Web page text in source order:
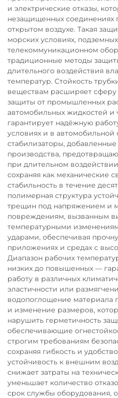
и электрические отказы,
незащищенных соединениях
открытом воздухе. Такая
морских условиях,
телекоммуникационном
традиционные методы
длительного воздействия
температур. Стойкость
веществам расширяет сферу
защиты от промышленных
автомобильных жидкостей и
гарантирует надёжную
условиях и в автомобильной
стабилизаторы,
производства,
при длительном
сохраняя как механические
стабильность в течение
полимерная структура
трещин под напряжением и
повреждениям, вызванным
температурными
ударами, обеспечивая
приложениях и средах с
Диапазон рабочих
низких до повышенных —
работу в различных
эластичности или
водопоглощение материала
и изменение размеров,
нарушить герметичность
обеспечивающие
строгим требованиям
сохраняя гибкость и
устойчивость к внешним
снижает затраты на
уменьшает количество
срок службы оборудования,